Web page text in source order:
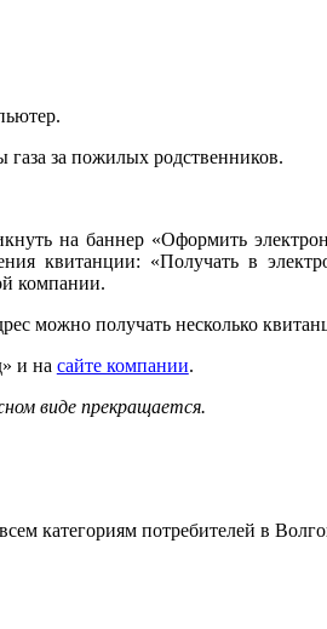
за пожилых родственников.
на баннер «Оформить
квитанции: «Получать в
компании.
получать несколько
и на сайте компании.
виде прекращается.
категориям потребителей в